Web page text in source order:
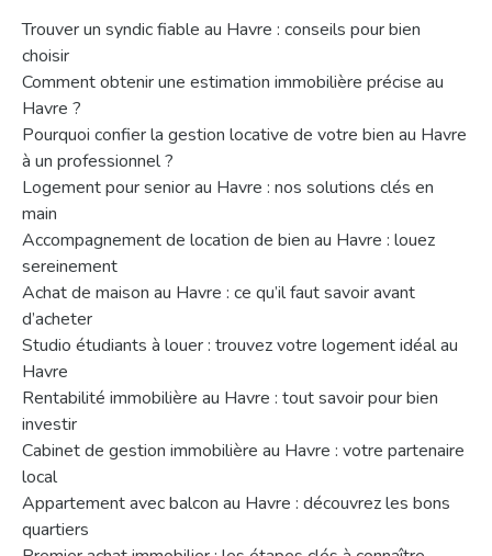
Trouver un syndic fiable au Havre : conseils pour bien
choisir
Comment obtenir une estimation immobilière précise au
Havre ?
Pourquoi confier la gestion locative de votre bien au Havre
à un professionnel ?
Logement pour senior au Havre : nos solutions clés en
main
Accompagnement de location de bien au Havre : louez
sereinement
Achat de maison au Havre : ce qu’il faut savoir avant
d’acheter
Studio étudiants à louer : trouvez votre logement idéal au
Havre
Rentabilité immobilière au Havre : tout savoir pour bien
investir
Cabinet de gestion immobilière au Havre : votre partenaire
local
Appartement avec balcon au Havre : découvrez les bons
quartiers